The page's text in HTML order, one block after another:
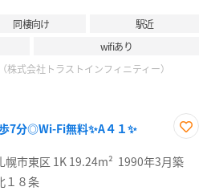
同棲向け
駅近
wifiあり
株式会社トラストインフィニティー）
7分◎Wi-Fi無料✨A４１✨
に入
り登
幌市東区 1K 19.24m² 1990年3月築
１８条